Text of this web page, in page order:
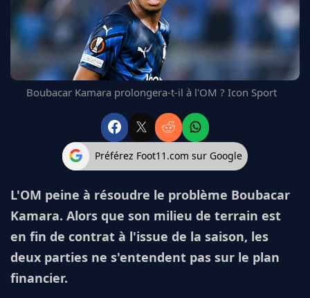
FC BARCELONE
MANCHESTER UNITED
CHELSEA
ARSENAL
BAYERN
L'AVIS DE LA RÉDAC'
Boubacar Kamara prolongera-t-il à l'OM ? Icon Sport
Préférez Foot11.com sur Google
L'OM peine à résoudre le problème Boubacar
Kamara. Alors que son milieu de terrain est
en fin de contrat à l'issue de la saison, les
deux parties ne s'entendent pas sur le plan
financier.